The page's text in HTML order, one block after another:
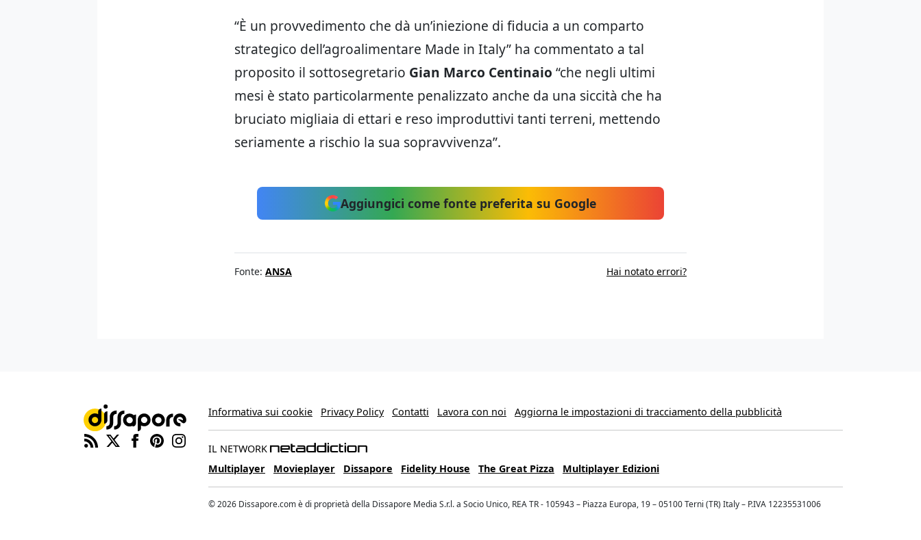
“È un provvedimento che dà un’iniezione di fiducia a un comparto
strategico dell’agroalimentare Made in Italy” ha commentato a tal
proposito il sottosegretario Gian Marco Centinaio “che negli ultimi
mesi è stato particolarmente penalizzato anche da una siccità che ha
bruciato migliaia di ettari e reso improduttivi tanti terreni, mettendo
seriamente a rischio la sua sopravvivenza”.
Aggiungici come fonte preferita su Google
Fonte: ANSA Hai notato errori?
Informativa sui cookie Privacy Policy Contatti Lavora con noi Aggiorna le impostazioni di tracciamento della pubblicità
IL NETWORK
Multiplayer
Movieplayer Dissapore Fidelity House The Great Pizza Multiplayer Edizioni
© 2026 Dissapore.com è di proprietà della Dissapore Media S.r.l. a Socio Unico, REA TR - 105943 – Piazza Europa, 19 – 05100 Terni (TR) Italy – P.IVA 12235531006